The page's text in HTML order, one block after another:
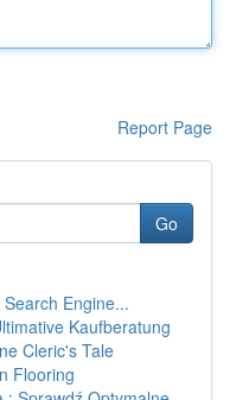
Report Page
Go
Engine...
Kaufberatung
Cleric's Tale
Flooring